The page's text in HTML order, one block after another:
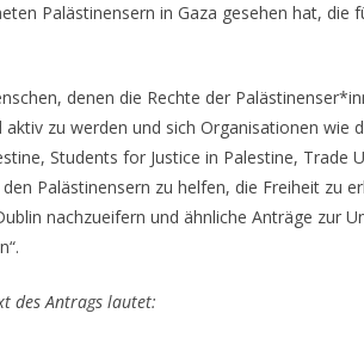
Palästinensern in Gaza gesehen hat, die
denen die Rechte der
aktiv zu werden und sich Organisationen wie
Students for Justice in Palestine, Trade
Palästinensern zu helfen, die Freiheit zu
nachzueifern und ähnliche Anträge zur
des Antrags lautet: